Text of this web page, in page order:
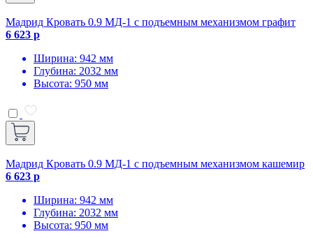
Мадрид Кровать 0.9 МД-1 с подъемным механизмом графит
6 623 р
Ширина: 942 мм
Глубина: 2032 мм
Высота: 950 мм
Мадрид Кровать 0.9 МД-1 с подъемным механизмом кашемир
6 623 р
Ширина: 942 мм
Глубина: 2032 мм
Высота: 950 мм